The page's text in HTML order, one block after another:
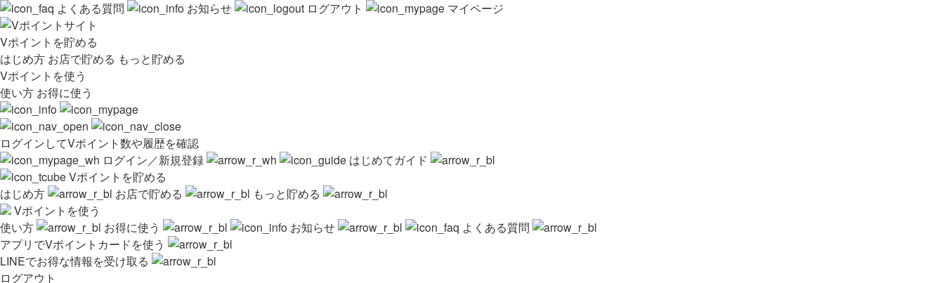
よくある質問 お知らせ ログアウト マイページ
Vポイントを貯める
はじめ方 お店で貯める もっと貯める
Vポイントを使う
使い方 お得に使う
ログインしてVポイント数や履歴を確認
ログイン／新規登録
はじめてガイド
Vポイントを貯める
はじめ方
お店で貯める
もっと貯める
Vポイントを使う
使い方
お得に使う お知らせ
よくある質問
アプリでVポイントカードを使う
LINEでお得な情報を受け取る
ログアウト